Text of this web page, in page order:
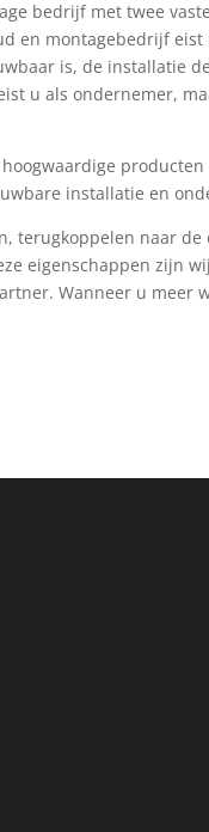
bedrijf met twee vaste
en montagebedrijf eist
is, de installatie
u als ondernemer,
installatie en
terugkoppelen naar de
eigenschappen zijn
Wanneer u meer